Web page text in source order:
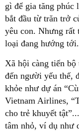
gì để gia tăng
bắt đầu từ trăn trở
yêu con. Nhưng rất
loại đang hướng tới.
Xã hội càng tiến
đến người yếu thế,
khỏe như dự án
Vietnam Airlines,
cho trẻ khuyết
tâm nhỏ, ví dụ như